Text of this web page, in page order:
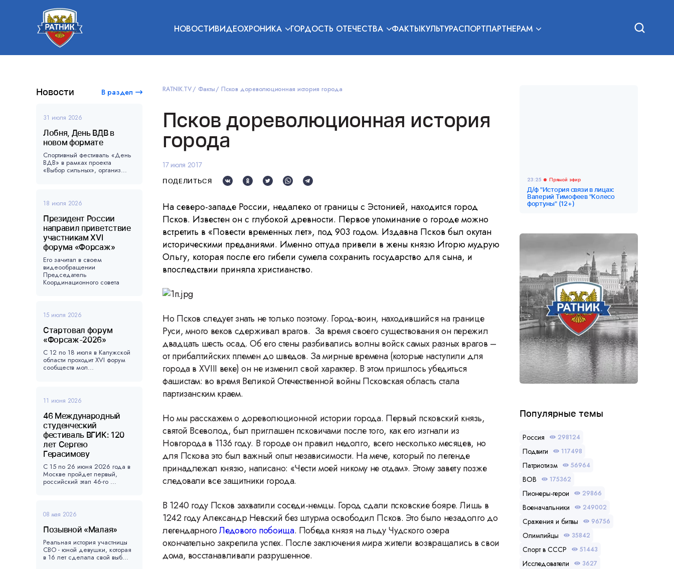
НОВОСТИВИДЕОХРОНИКА ГОРДОСТЬ ОТЕЧЕСТВА ФАКТЫКУЛЬТУРАСПОРТПАРТНЕРАМ
Новости В раздел
31 июля 2026
Лобня, День ВДВ в
новом формате
Спортивный фестиваль «День
ВДВ» в рамках проекта
«Выбор сильных», организ...
18 июля 2026
Президент России
направил приветствие
участникам XVI
форума «Форсаж»
Его зачитал в своем
видеообращении
Председатель
Координационного совета
15 июля 2026
Стартовал форум
«Форсаж-2026»
С 12 по 18 июля в Калужской
области проходит XVI форум
сообществ мол...
11 июня 2026
46 Международный
студенческий
фестиваль ВГИК: 120
лет Сергею
Герасимову
С 15 по 26 июня 2026 года в
Москве пройдет первый,
российский этап 46-го ...
08 мая 2026
Позывной «Малая»
Реальная история участницы
СВО - юной девушки, которая
в 16 лет сделала свой выб...
RATNIK.TV Факты Псков дореволюционная история города
Псков дореволюционная история
города
17 июля 2017
ПОДЕЛИТЬСЯ
На северо-западе России, недалеко от границы с Эстонией, находится город
Псков. Известен он с глубокой древности. Первое упоминание о городе можно
встретить в «Повести временных лет», под 903 годом. Издавна Псков был окутан
историческими преданиями. Именно оттуда привели в жены князю Игорю мудрую
Ольгу, которая после его гибели сумела сохранить государство для сына, и
впоследствии приняла христианство.
Но Псков следует знать не только поэтому. Город-воин, находившийся на границе
Руси, много веков сдерживал врагов. За время своего существования он пережил
двадцать шесть осад. Об его стены разбивались волны войск самых разных врагов –
от прибалтийских племен до шведов. За мирные времена (которые наступили для
города в XVIII веке) он не изменил свой характер. В этом пришлось убедиться
фашистам: во время Великой Отечественной войны Псковская область стала
партизанским краем.
Но мы расскажем о дореволюционной истории города. Первый псковский князь,
святой Всеволод, был приглашен псковичами после того, как его изгнали из
Новгорода в 1136 году. В городе он правил недолго, всего несколько месяцев, но
для Пскова это был важный опыт независимости. На мече, который по легенде
принадлежал князю, написано: «Чести моей никому не отдам». Этому завету позже
следовали все защитники города.
В 1240 году Псков захватили соседи-немцы. Город сдали псковские бояре. Лишь в
1242 году Александр Невский без штурма освободил Псков. Это было незадолго до
легендарногоЛедового побоища. Победа князя на льду Чудского озера
окончательно закрепила успех. После заключения мира жители возвращались в свои
дома, восстанавливали разрушенное.
23:25 Прямой эфир
Д/ф "История связи в лицах:
Валерий Тимофеев "Колесо
фортуны" (12+)
Популярные темы
Россия 298124
Подвиги 117498
Патриотизм 56964
ВОВ 175362
Пионеры-герои 29866
Военачальники 249002
Сражения и битвы 96756
Олимпийцы 35842
Спорт в СССР 51443
Исследователи 3627